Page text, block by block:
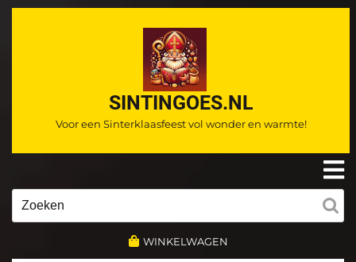
Ga
SINTINGOES.NL
Voor een Sinterklaasfeest vol wonder en warmte!
WINKELWAGEN